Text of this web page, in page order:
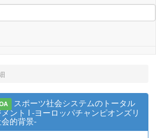
スポーツ社会システムのトータル
ント I -ヨーロッパチャンピオンズリ
的背景-